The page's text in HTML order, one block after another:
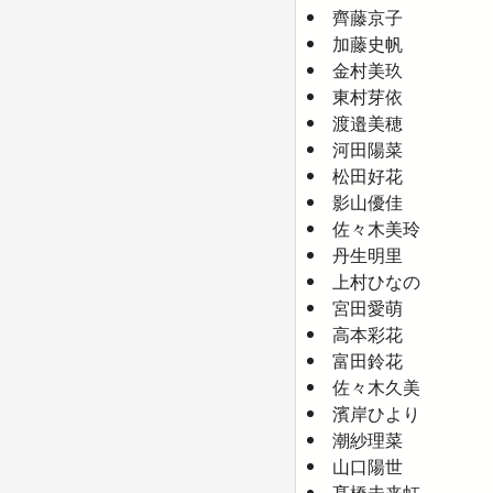
齊藤京子
加藤史帆
金村美玖
東村芽依
渡邉美穂
河田陽菜
松田好花
影山優佳
佐々木美玲
丹生明里
上村ひなの
宮田愛萌
高本彩花
富田鈴花
佐々木久美
濱岸ひより
潮紗理菜
山口陽世